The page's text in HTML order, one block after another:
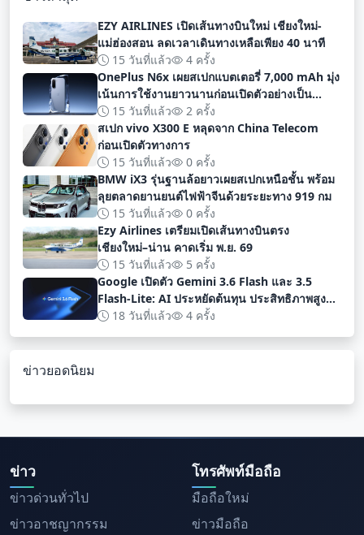
EZY AIRLINES เปิดเส้นทางบินใหม่ เชียงใหม่-
แม่ฮ่องสอน ลดเวลาเดินทางเหลือเพียง 40 นาที
15 วันที่แล้ว
4 ครั้ง
OnePlus N6x เผยสเปกแบตเตอรี่ 7,000 mAh มุ่ง
เน้นการใช้งานยาวนานก่อนเปิดตัวอย่างเป็น
ทางการ
15 วันที่แล้ว
2 ครั้ง
สเปก vivo X300 E หลุดจาก China Telecom
ก่อนเปิดตัวทางการ
15 วันที่แล้ว
0 ครั้ง
BMW iX3 รุ่นฐานล้อยาวเผยสเปกเหนือชั้น พร้อม
ลุยตลาดยานยนต์ไฟฟ้าจีนด้วยระยะทาง 919 กม
15 วันที่แล้ว
0 ครั้ง
Ezy Airlines เตรียมเปิดเส้นทางบินตรง
เชียงใหม่–น่าน คาดเริ่ม พ.ย. 69
15 วันที่แล้ว
5 ครั้ง
Google เปิดตัว Gemini 3.6 Flash และ 3.5
Flash-Lite: AI ประหยัดต้นทุน ประสิทธิภาพสูง
สำหรับนักพัฒนา
18 วันที่แล้ว 4 ครั้ง
ข่าวยอดนิยม
ข่าว
ข่าวด่วนทั่วไป
ข่าวอาชญากรรม
โทรศัพท์มือถือ
มือถือใหม่
ข่าวมือถือ